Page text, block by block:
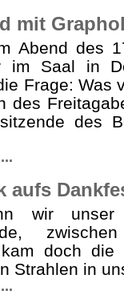
mit
Abend des
im Saal in
Frage: Was
des
des
aufs
wir unser
doch
Strahlen in